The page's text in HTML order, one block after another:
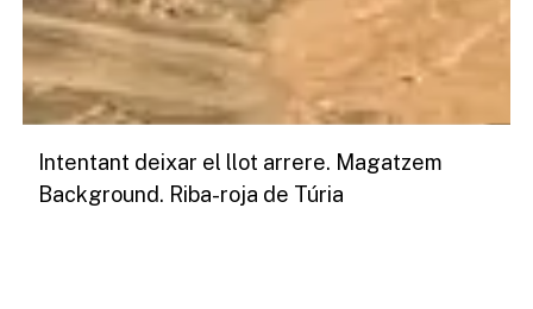
Intentant deixar el llot arrere. Magatzem
Background. Riba-roja de Túria